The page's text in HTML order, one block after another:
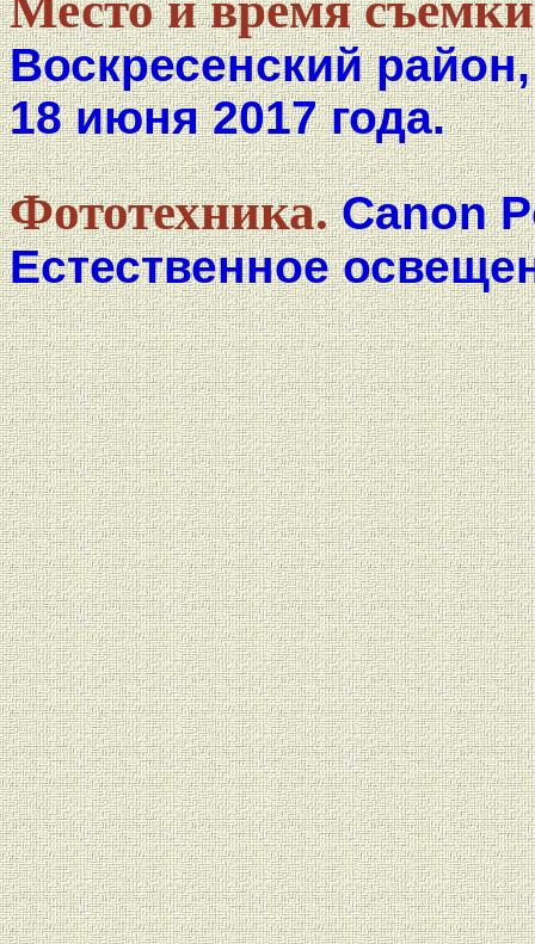
Воскресенский
18 июня 2017 года.
Фототехника.Canon
Естественное